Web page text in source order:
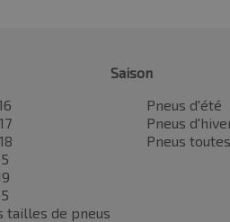
tailles de pneus
Saison
Pneus d'été
Pneus
Pneus